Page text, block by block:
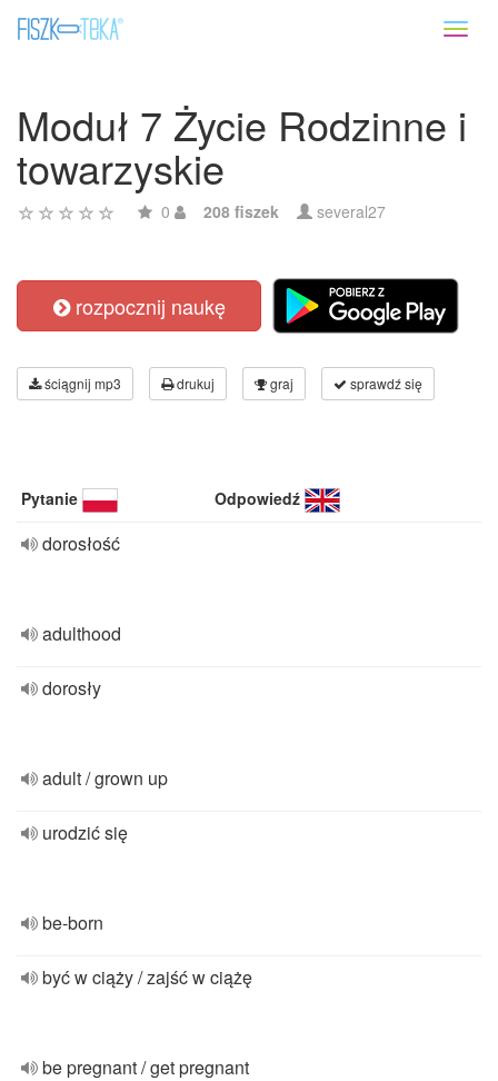
Moduł 7 Życie Rodzinne i
towarzyskie
0 208 fiszek several27
rozpocznij naukę
ściągnij mp3 drukuj graj sprawdź się
Pytanie Odpowiedź
dorosłość
adulthood
dorosły
adult / grown up
urodzić się
be-born
być w ciąży / zajść w ciążę
be pregnant / get pregnant